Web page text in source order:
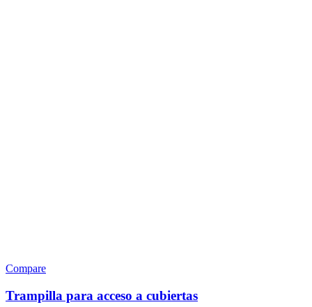
Compare
Trampilla para acceso a cubiertas